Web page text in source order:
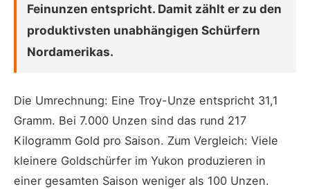
Feinunzen entspricht. Damit zählt er zu den
produktivsten unabhängigen Schürfern
Nordamerikas.
Die Umrechnung: Eine Troy-Unze entspricht 31,1
Gramm. Bei 7.000 Unzen sind das rund 217
Kilogramm Gold pro Saison. Zum Vergleich: Viele
kleinere Goldschürfer im Yukon produzieren in
einer gesamten Saison weniger als 100 Unzen.